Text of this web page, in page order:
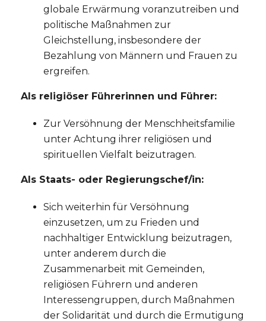
globale Erwärmung voranzutreiben und
politische Maßnahmen zur
Gleichstellung, insbesondere der
Bezahlung von Männern und Frauen zu
ergreifen.
Als religiöser Führerinnen und Führer:
Zur Versöhnung der Menschheitsfamilie
unter Achtung ihrer religiösen und
spirituellen Vielfalt beizutragen.
Als Staats- oder Regierungschef/in:
Sich weiterhin für Versöhnung
einzusetzen, um zu Frieden und
nachhaltiger Entwicklung beizutragen,
unter anderem durch die
Zusammenarbeit mit Gemeinden,
religiösen Führern und anderen
Interessengruppen, durch Maßnahmen
der Solidarität und durch die Ermutigung